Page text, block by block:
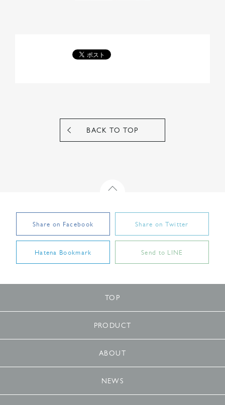
BACK TO TOP
Share on Facebook Share on Twitter
Hatena Bookmark Send to LINE
TOP
PRODUCT
ABOUT
NEWS